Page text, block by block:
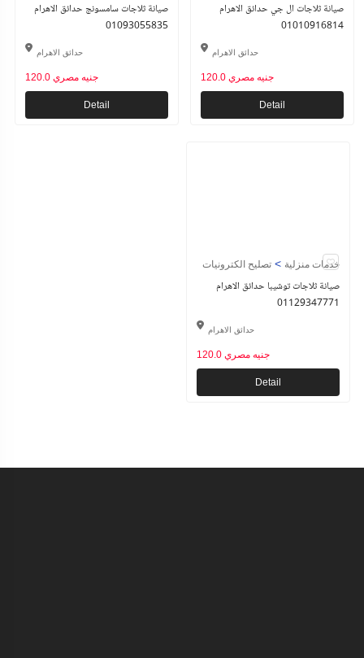
صيانة ثلاجات سامسونج حدائق الاهرام
01093055835
حدائق الاهرام
120.0 جنيه مصري
Detail
صيانة ثلاجات ال جي حدائق الاهرام
01010916814
حدائق الاهرام
120.0 جنيه مصري
Detail
خدمات منزلية > تصليح الكترونيات
صيانة ثلاجات توشيبا حدائق الاهرام
01129347771
حدائق الاهرام
120.0 جنيه مصري
Detail